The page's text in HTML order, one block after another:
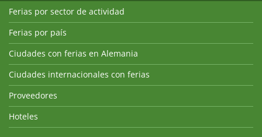
Ferias por sector de actividad
Ferias por país
Ciudades con ferias en Alemania
Ciudades internacionales con ferias
Proveedores
Hoteles